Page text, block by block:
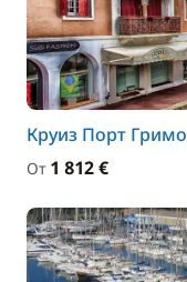
Круиз Порт Гримо
От 1 812 €